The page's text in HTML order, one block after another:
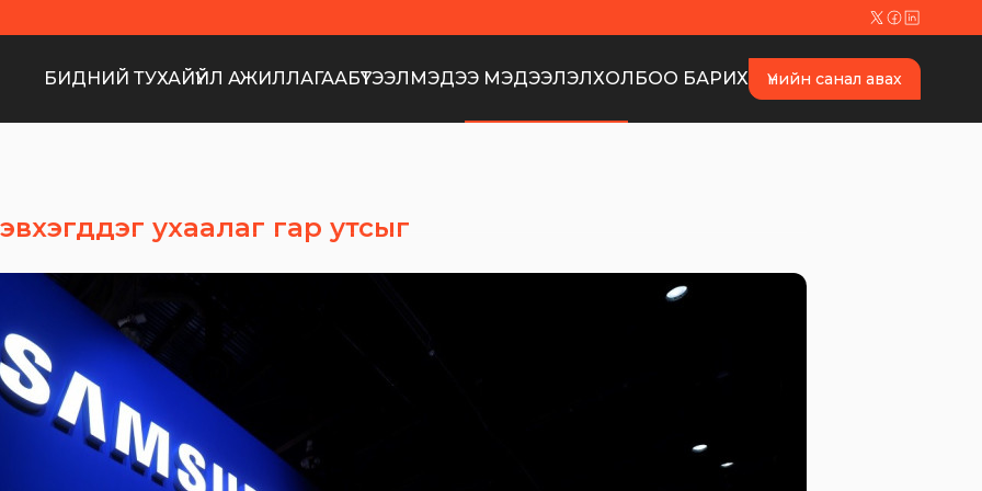
БИДНИЙ ТУХАЙҮЙЛ АЖИЛЛАГААБҮТЭЭЛ МЭДЭЭ МЭДЭЭЛЭЛХОЛБОО БАРИХ Үнийн санал авах
ухаалаг гар утсыг